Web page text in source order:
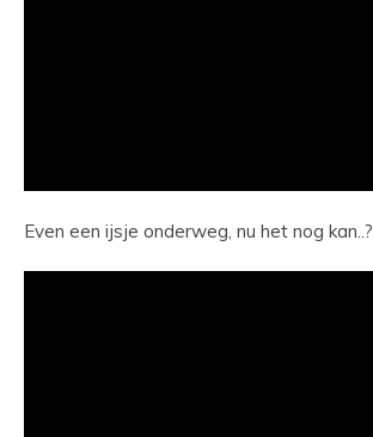
Even een ijsje onderweg, nu het nog kan..?